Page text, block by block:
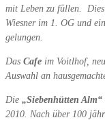
mit Leben zu füllen. Dies
Wiesner im 1. OG und
gelungen.
Das Cafe im Voitlhof,
Auswahl an
Die „Siebenhütten Alm“
2010. Nach über 100